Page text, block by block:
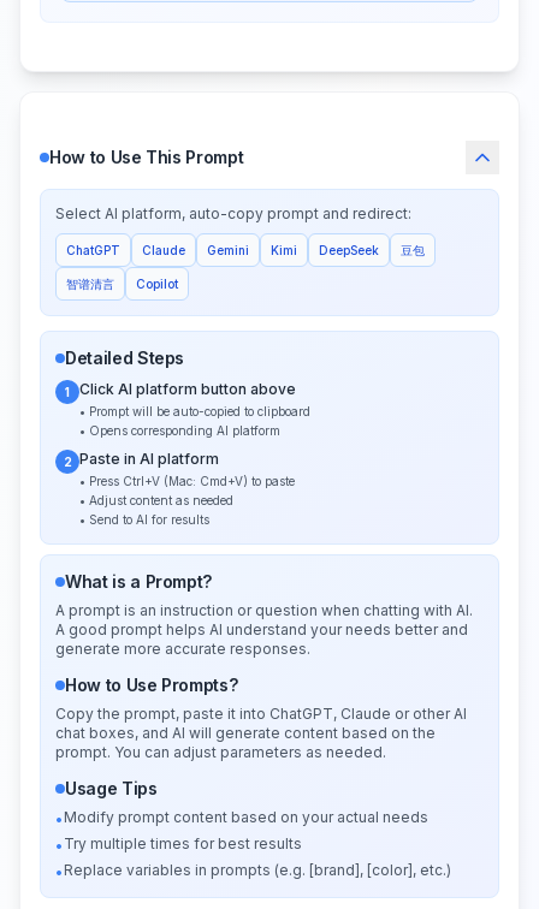
How to Use This Prompt
Select AI platform, auto-copy prompt and redirect:
ChatGPT Claude Gemini Kimi DeepSeek 豆包
智谱清言 Copilot
Detailed Steps
1 Click AI platform button above
• Prompt will be auto-copied to clipboard
• Opens corresponding AI platform
2 Paste in AI platform
• Press Ctrl+V (Mac: Cmd+V) to paste
• Adjust content as needed
• Send to AI for results
What is a Prompt?
A prompt is an instruction or question when chatting with AI.
A good prompt helps AI understand your needs better and
generate more accurate responses.
How to Use Prompts?
Copy the prompt, paste it into ChatGPT, Claude or other AI
chat boxes, and AI will generate content based on the
prompt. You can adjust parameters as needed.
Usage Tips
• Modify prompt content based on your actual needs
• Try multiple times for best results
• Replace variables in prompts (e.g. [brand], [color], etc.)